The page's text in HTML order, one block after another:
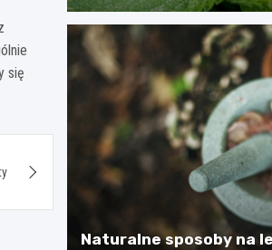
się
Naturalne sposoby na